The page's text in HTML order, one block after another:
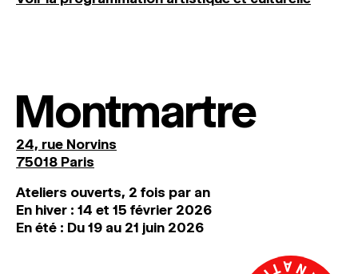
Montmartre
24, rue Norvins
75018 Paris
Ateliers ouverts, 2 fois par an
En hiver : 14 et 15 février 2026
En été : Du 19 au 21 juin 2026